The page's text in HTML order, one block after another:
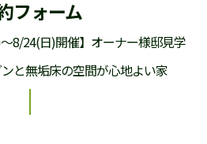
フォーム
8/24(日)開催】オーナー様邸見学
と無垢床の空間が心地よい家